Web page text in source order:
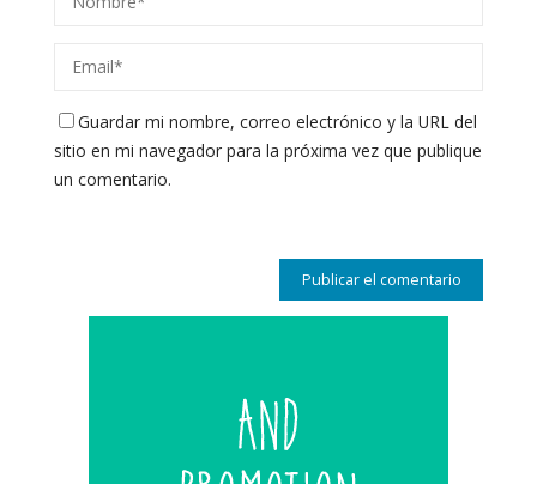
Guardar mi nombre, correo electrónico y la URL del
sitio en mi navegador para la próxima vez que publique
un comentario.